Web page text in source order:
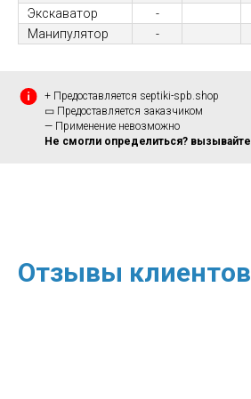
Экскаватор
-
Манипулятор
-
+ Предоставляется septiki-spb.shop
▭ Предоставляется заказчиком
— Применение невозможно
Не смогли определиться? вызывайте
Отзывы клиентов